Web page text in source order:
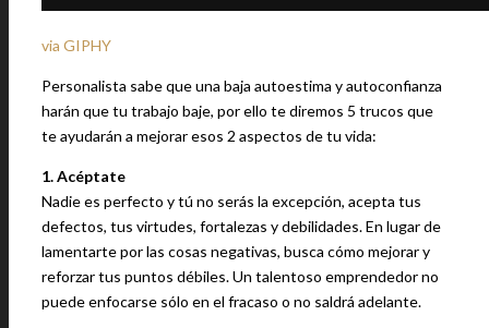
via GIPHY
Personalista sabe que una baja autoestima y autoconfianza
harán que tu trabajo baje, por ello te diremos 5 trucos que
te ayudarán a mejorar esos 2 aspectos de tu vida:
1. Acéptate
Nadie es perfecto y tú no serás la excepción, acepta tus
defectos, tus virtudes, fortalezas y debilidades. En lugar de
lamentarte por las cosas negativas, busca cómo mejorar y
reforzar tus puntos débiles. Un talentoso emprendedor no
puede enfocarse sólo en el fracaso o no saldrá adelante.